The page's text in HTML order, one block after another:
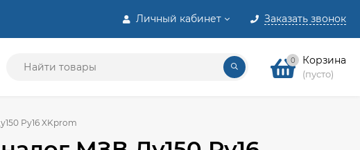
Личный кабинет Заказать звонок
0 Корзина
(пусто)
Ру16 XKprom